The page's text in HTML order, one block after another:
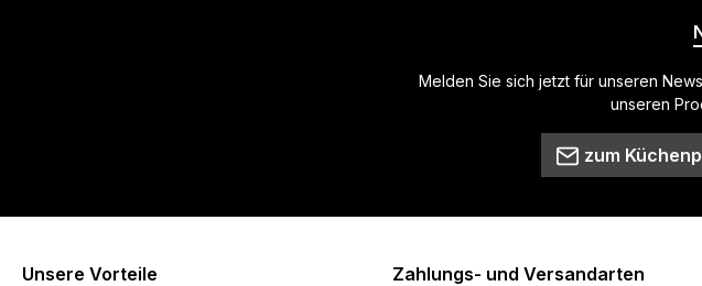
Melden Sie sich jetzt für unseren
unseren
zum
Unsere Vorteile Zahlungs- und Versandarten